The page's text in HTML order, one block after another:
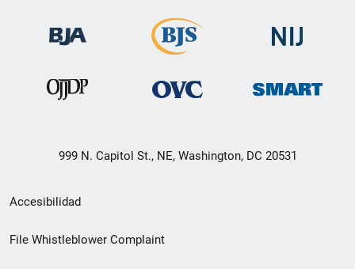
999 N. Capitol St., NE, Washington, DC 20531
Menú
de
Accesibilidad
File Whistleblower Complaint